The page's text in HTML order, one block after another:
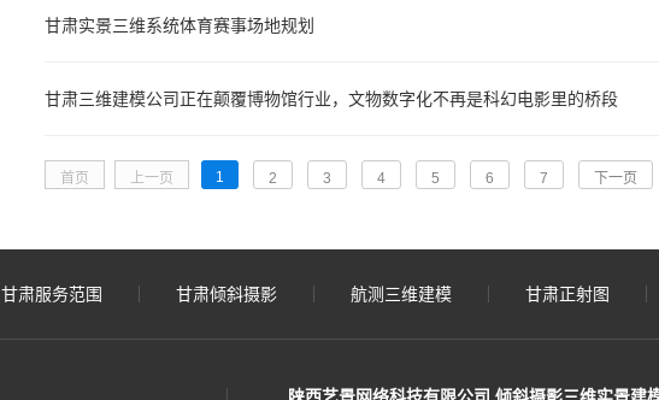
甘肃实景三维系统体育赛事场地规划
甘肃三维建模公司正在颠覆博物馆行业，文物数字化不再是科幻电影里的桥段
首页 上一页 1 2 3 4 5 6 7 下一页
甘肃服务范围 甘肃倾斜摄影 航测三维建模 甘肃正射图